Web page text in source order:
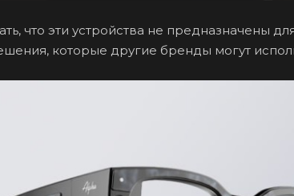
что эти устройства не предназначены
которые другие бренды могут